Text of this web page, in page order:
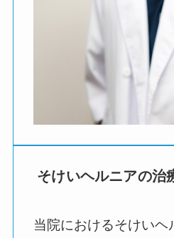
そけいヘルニアの治
当院におけるそけいヘ